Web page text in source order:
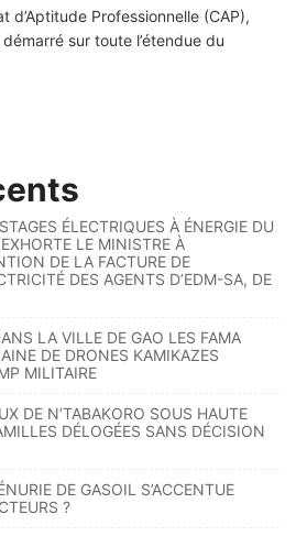
d’Aptitude Professionnelle (CAP),
sur toute l’étendue du
ÉLECTRIQUES À ÉNERGIE DU
LE MINISTRE À
DE LA FACTURE DE
DES AGENTS D’EDM-SA, DE
LA VILLE DE GAO LES FAMA
DE DRONES KAMIKAZES
MILITAIRE
DE N’TABAKORO SOUS HAUTE
DÉLOGÉES SANS DÉCISION
DE GASOIL S’ACCENTUE
?